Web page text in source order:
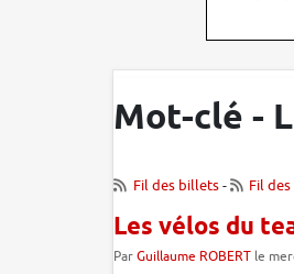
Mot-clé -
Fil des billets- Fil
Les vélos du
Par Guillaume ROBERT le